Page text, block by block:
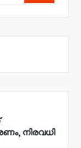
നിരവധി